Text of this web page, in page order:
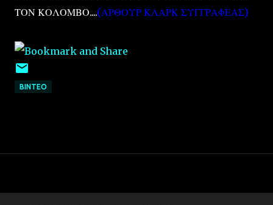
ΤΟΝ ΚΟΛΟΜΒΟ....(ΑΡΘΟΥΡ ΚΛΑΡΚ ΣΥΓΓΡΑΦΕΑΣ)
ΒΙΝΤΕΟ